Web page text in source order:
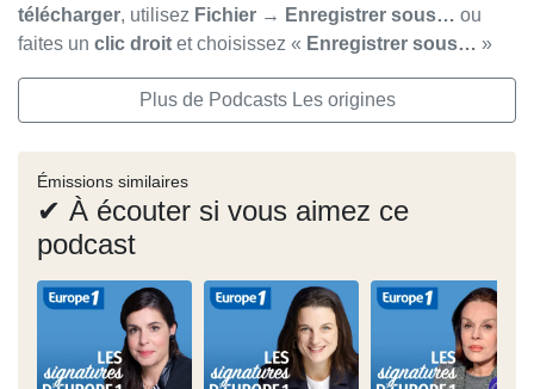
télécharger, utilisez Fichier → Enregistrer sous… ou
faites un clic droit et choisissez « Enregistrer sous… »
Plus de Podcasts Les origines
Émissions similaires
✔ À écouter si vous aimez ce
podcast